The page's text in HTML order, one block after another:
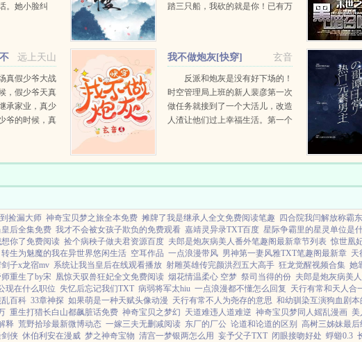
。她小脸纠
踏三只船，我砍的就是你！已有万
远上天山
真假少爷大战
，假少爷天真
承家业，真少
爷的时候，真
玄音
我不做炮灰[快穿]
反派和炮灰是没有好下场的！
时空管理局上班的新人裴彦第一次
做任务就接到了一个大活儿，改造
人渣让他们过上幸福生活。第一个
交能力回家啃老？裴彦...
捡漏大师 神奇宝贝梦之旅全本免费 摊牌了我是继承人全文免费阅读笔趣 四合院我闫解放称霸
后全集免费 我才不会被女孩子欺负的免费观看 嘉靖灵异录TXT百度 星际争霸里的星灵单位是
你了免费阅读 捡个病秧子做夫君资源百度 夫郎是炮灰病美人番外笔趣阁最新章节列表 惊世凰
转生为魅魔的我在异世界悠闲生活 空耳作品 一点浪漫带风 男神第一妻风雅TXT笔趣阁最新章 天
剑子x龙宿mv 系统让我当皇后在线观看播放 射雕英雄传完颜洪烈五大高手 狂龙觉醒视频合集 她
重生了by宋 凰惊天驭兽狂妃全文免费阅读 烟花情温柔心 空梦 祭司当得的份 夫郎是炮灰病美
现在什么职位 失忆后忘记我们TXT 病弱将军太hiu 一点浪漫都不懂怎么回复 天行有常和天人合
百科 33章神探 如果萌是一种天赋头像动漫 天行有常不人为尧存的意思 和幼驯染互演狗血剧
重生打猎长白山都飙脏话免费 神奇宝贝之梦幻 天道难违人道难逆 神奇宝贝梦同人媱乱漫画 美
释 荒野拾珍最新微博动态 一嫁三夫无删减阅读 东厂的厂公 论道和论道的区别 高树三姊妹最后
侠 休伯利安在漫威 梦之神奇宝物 清宫一梦银两怎么用 妄予父子TXT 闭眼接吻好处 蜉蝣0.3